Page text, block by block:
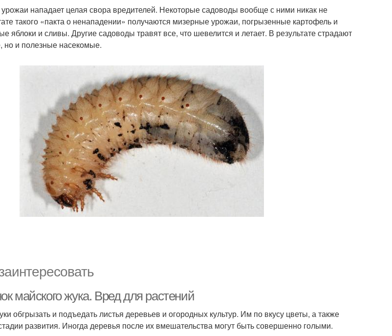
нападает целая свора вредителей. Некоторые садоводы вообще с ними никак не
такого «пакта о ненападении» получаются мизерные урожаи, погрызенные картофель и
яблоки и сливы. Другие садоводы травят все, что шевелится и летает. В результате страдают
но и полезные насекомые.
майского жука. Вред для растений
обгрызать и подъедать листья деревьев и огородных культур. Им по вкусу цветы, а также
развития. Иногда деревья после их вмешательства могут быть совершенно голыми.